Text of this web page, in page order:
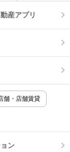
ロック
ネット無料
産アプリ
舗・店舗賃貸
ン